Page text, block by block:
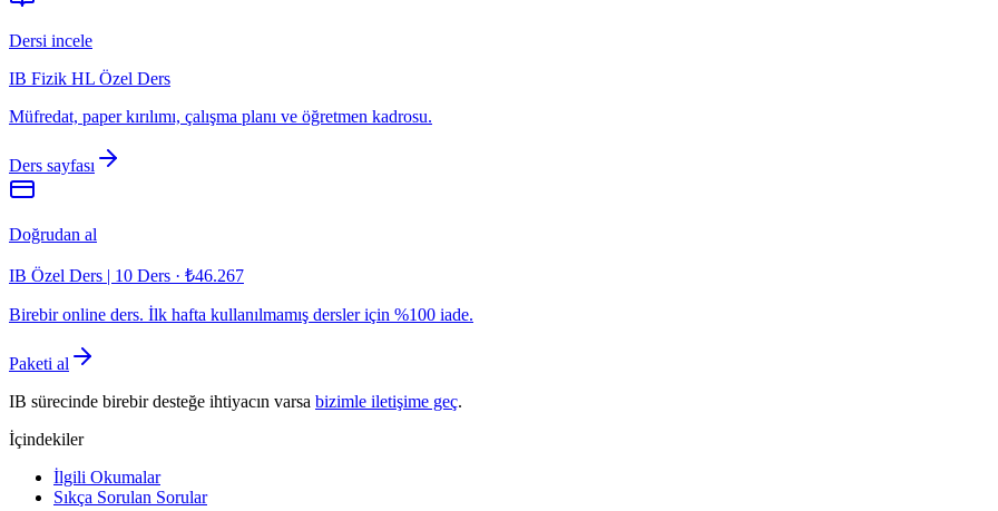
Dersi incele
IB Fizik HL Özel Ders
Müfredat, paper kırılımı, çalışma planı ve öğretmen kadrosu.
Ders sayfası
Doğrudan al
IB Özel Ders | 10 Ders · ₺46.267
Birebir online ders. İlk hafta kullanılmamış dersler için %100 iade.
Paketi al
IB sürecinde birebir desteğe ihtiyacın varsa bizimle iletişime geç.
İçindekiler
İlgili Okumalar
Sıkça Sorulan Sorular